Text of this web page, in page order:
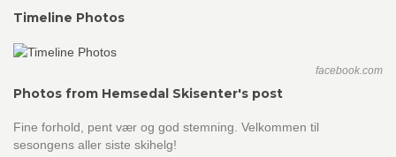
Timeline Photos
facebook.com
Photos from Hemsedal Skisenter's post
Fine forhold, pent vær og god stemning. Velkommen til
sesongens aller siste skihelg!